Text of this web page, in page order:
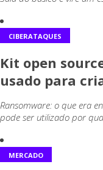
CIBERATAQUES
Kit open
usado para
Ransomware: o que era
pode ser utilizado por
MERCADO